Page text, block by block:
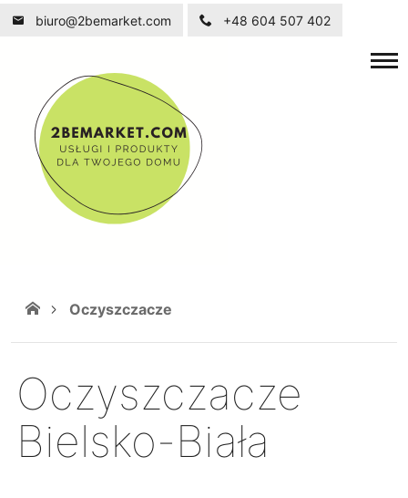
biuro@2bemarket.com +48 604 507 402
Oczyszczacze
Oczyszczacze
Bielsko-Biała